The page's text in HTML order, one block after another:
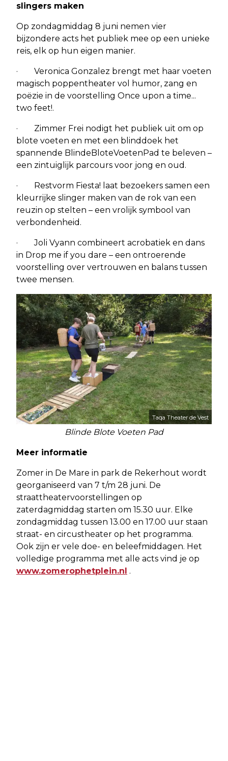
slingers maken
Op zondagmiddag 8 juni nemen vier
bijzondere acts het publiek mee op een unieke
reis, elk op hun eigen manier.
· Veronica Gonzalez brengt met haar voeten
magisch poppentheater vol humor, zang en
poëzie in de voorstelling Once upon a time...
two feet!.
· Zimmer Frei nodigt het publiek uit om op
blote voeten en met een blinddoek het
spannende BlindeBloteVoetenPad te beleven –
een zintuiglijk parcours voor jong en oud.
· Restvorm Fiesta! laat bezoekers samen een
kleurrijke slinger maken van de rok van een
reuzin op stelten – een vrolijk symbool van
verbondenheid.
· Joli Vyann combineert acrobatiek en dans
in Drop me if you dare – een ontroerende
voorstelling over vertrouwen en balans tussen
twee mensen.
Taqa Theater de Vest
Blinde Blote Voeten Pad
Meer informatie
Zomer in De Mare in park de Rekerhout wordt
georganiseerd van 7 t/m 28 juni. De
straattheatervoorstellingen op
zaterdagmiddag starten om 15.30 uur. Elke
zondagmiddag tussen 13.00 en 17.00 uur staan
straat- en circustheater op het programma.
Ook zijn er vele doe- en beleefmiddagen. Het
volledige programma met alle acts vind je op
www.zomerophetplein.nl .